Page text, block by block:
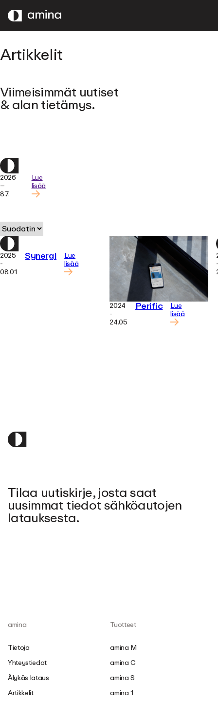
PÄÄSISÄLTÖÖN
Artikkelit
Viimeisimmät uutiset
& alan tietämys.
2026
–
8.7.
Lue
lisää
2025
-
08.01
Synergi Lue
lisää
2024
-
24.05
Perific Lue
lisää
Tilaa uutiskirje, josta saat
uusimmat tiedot sähköautojen
latauksesta.
amina
Tietoja
Yhteystiedot
Älykäs lataus
Artikkelit
Tuotteet
amina M
amina C
amina S
amina 1